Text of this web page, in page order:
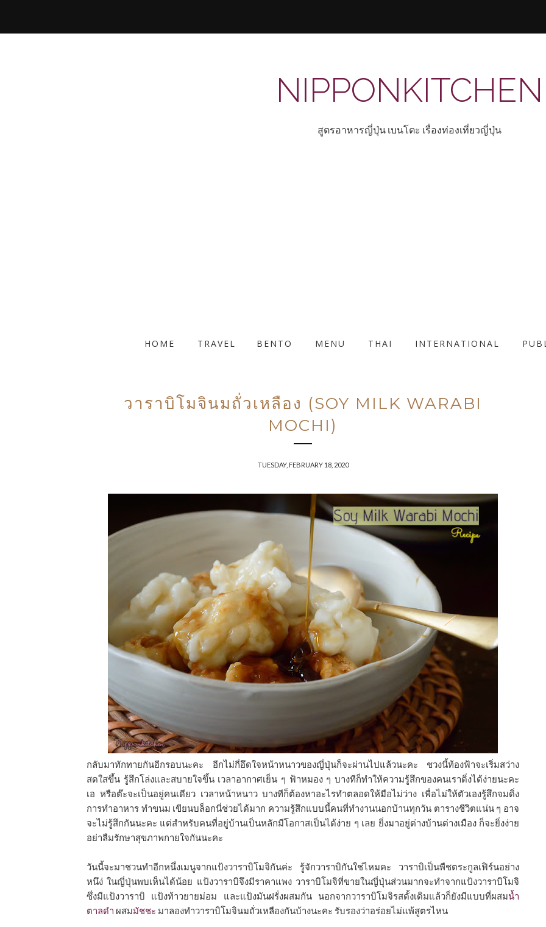
NIPPONKITCHEN
สูตรอาหารญี่ปุ่น เบนโตะ เรื่องท่องเที่ยวญี่ปุ่น
HOME TRAVEL BENTO MENU THAI INTERNATIONAL
วาราบิโมจินมถั่วเหลือง (SOY MILK WARABI
MOCHI)
TUESDAY, FEBRUARY 18, 2020
กลับมาทักทายกันอีกรอบนะคะ อีกไม่กี่อึดใจหน้าหนาวของญี่ปุ่นก็จะผ่านไปแล้วนะคะ ชวงนี้ท้องฟ้าจะเริ่มสว่าง
สดใสขึ้น รู้สึกโล่งและสบายใจขึ้น เวลาอากาศเย็น ๆ ฟ้าหมอง ๆ บางทีก็ทำให้ความรู้สึกของคนเราดิ่งได้ง่ายนะคะ
เอ หรือต๊ะจะเป็นอยู่คนเดียว เวลาหน้าหนาว บางทีก็ต้องหาอะไรทำตลอดให้มือไม่ว่าง เพื่อไม่ให้ตัวเองรู้สึกจมดิ่ง
การทำอาหาร ทำขนม เขียนบล็อกนี่ช่วยได้มาก ความรู้สึกแบบนี้คนที่ทำงานนอกบ้านทุกวัน ตารางชีวิตแน่น ๆ อาจ
จะไม่รู้สึกกันนะคะ แต่สำหรับคนที่อยู่บ้านเป็นหลักมีโอกาสเป็นได้ง่าย ๆ เลย ยิ่งมาอยู่ต่างบ้านต่างเมือง ก็จะยิ่งง่าย
อย่าลืมรักษาสุขภาพกายใจกันนะคะ
วันนี้จะมาชวนทำอีกหนึ่งเมนูจากแป้งวาราบิโมจิกันค่ะ รู้จักวาราบิกันใช่ไหมคะ วาราบิเป็นพืชตระกูลเฟิร์นอย่าง
หนึง่ ในญี่ปุ่นพบเห็นได้น้อย แป้งวาราบิจึงมีราคาแพง วาราบิโมจิที่ขายในญี่ปุ่นส่วนมากจะทำจากแป้งวาราบิโมจิ
ซึ่งมีแป้งวาราบิ แป้งท้าวยายม่อม และแป้งมันฝรั่งผสมกัน นอกจากวาราบิโมจิรสดั้งเดิมแล้วก็ยังมีแบบที่ผสมนํ้า
ตาลดำ ผสมมัชชะ มาลองทำวาราบิโมจินมถั่วเหลืองกันบ้างนะคะ รับรองว่าอร่อยไม่แพ้สูตรไหน